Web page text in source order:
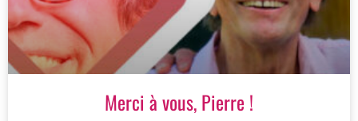
Merci à vous, Pierre !